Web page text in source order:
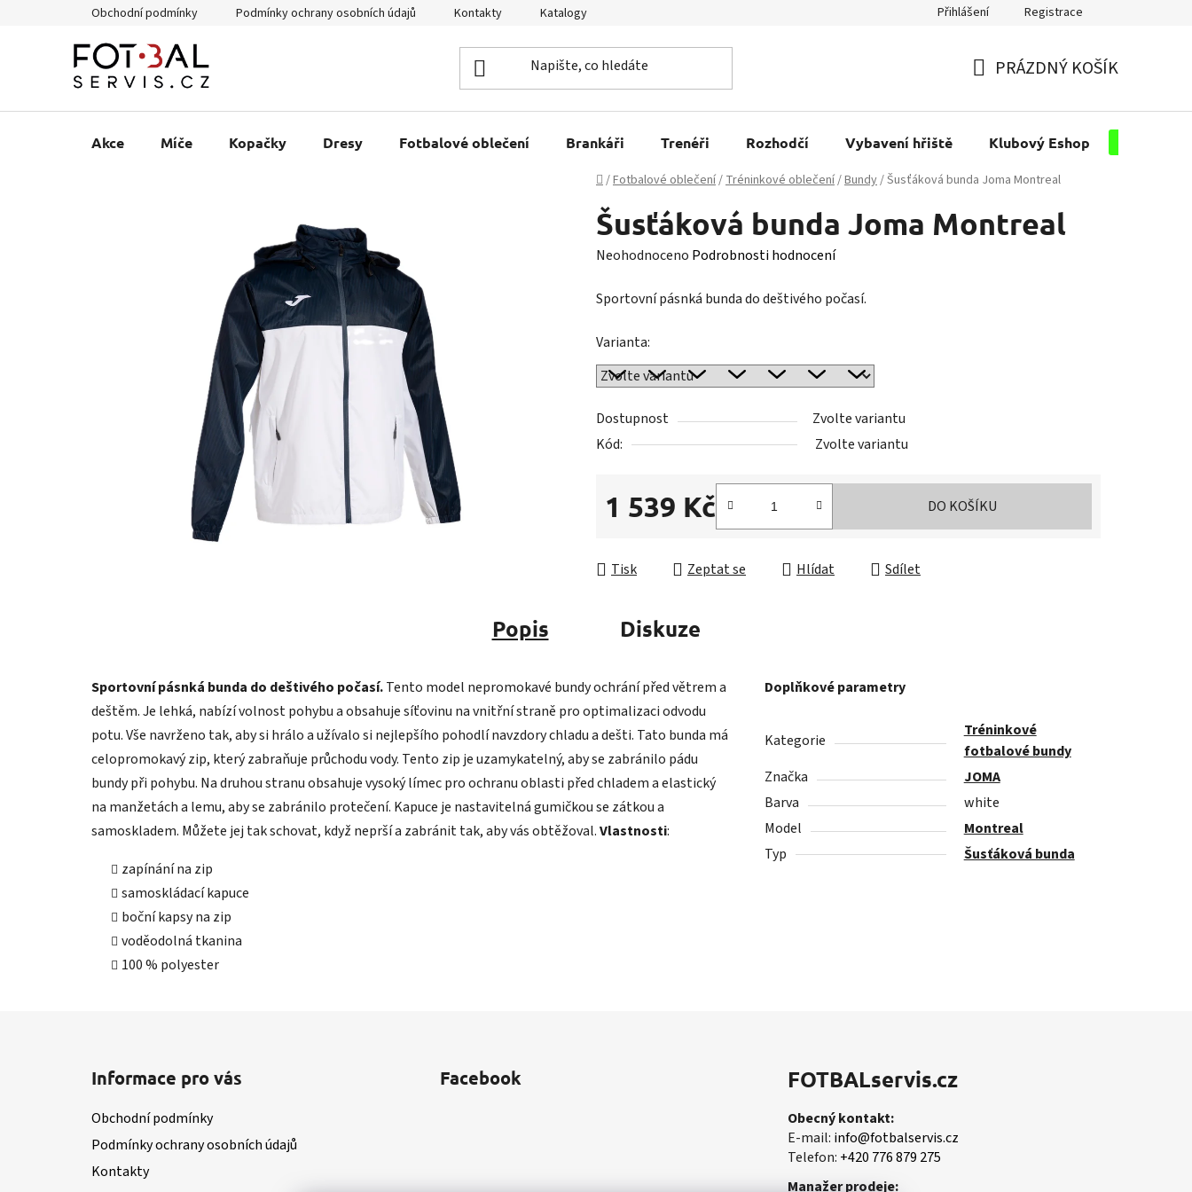
Obchodní podmínky Podmínky ochrany osobních údajů Kontakty Katalogy Přihlášení Registrace
KOŠÍK
PRÁZDNÝ KOŠÍK
Akce Míče Kopačky Dresy Fotbalové oblečení Brankáři Trenéři Rozhodčí Vybavení hřiště Klubový Eshop
Domů
/Fotbalové oblečení/Tréninkové oblečení/Bundy/Šusťáková bunda Joma Montreal
Šusťáková bunda Joma Montreal
Průměrné
produktu
0,0
z
hvězdiček.
Neohodnoceno Podrobnosti hodnocení
Sportovní pásnká bunda do deštivého počasí.
Varianta:
Dostupnost
Zvolte variantu
Kód:
Zvolte variantu
1 539 Kč DO KOŠÍKU
Tisk Zeptat se Hlídat Sdílet
Popis Diskuze
Sportovní pásnká bunda do deštivého počasí.Tento model nepromokavé bundy ochrání před větrem a
deštěm. Je lehká, nabízí volnost pohybu a obsahuje síťovinu na vnitřní straně pro optimalizaci odvodu
potu. Vše navrženo tak, aby si hrálo a užívalo si nejlepšího pohodlí navzdory chladu a dešti. Tato bunda má
celopromokavý zip, který zabraňuje průchodu vody. Tento zip je uzamykatelný, aby se zabránilo pádu
bundy při pohybu. Na druhou stranu obsahuje vysoký límec pro ochranu oblasti před chladem a elastický
na manžetách a lemu, aby se zabránilo protečení. Kapuce je nastavitelná gumičkou se zátkou a
samoskladem. Můžete jej tak schovat, když neprší a zabránit tak, aby vás obtěžoval.Vlastnosti:
zapínání na zip
samoskládací kapuce
boční kapsy na zip
voděodolná tkanina
100 % polyester
Doplňkové parametry
Kategorie
Tréninkové
fotbalové bundy
Značka
JOMA
Barva
white
Model
Montreal
Typ
Šusťáková bunda
Informace pro vás
Obchodní podmínky
Podmínky ochrany osobních údajů
Kontakty
Facebook FOTBALservis.cz
Obecný kontakt:
E-mail: info@fotbalservis.cz
Telefon: +420 776 879 275
Manažer prodeje: